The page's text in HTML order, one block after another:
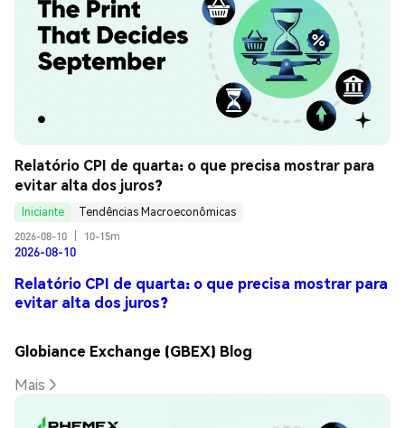
Relatório CPI de quarta: o que precisa mostrar para
evitar alta dos juros?
Iniciante
Tendências Macroeconômicas
2026-08-10
10-15m
2026-08-10
Relatório CPI de quarta: o que precisa mostrar para
evitar alta dos juros?
Globiance Exchange (GBEX) Blog
Mais